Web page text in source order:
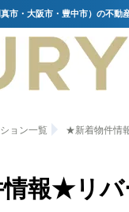
ョン一覧 ★新着物件情
報★リ